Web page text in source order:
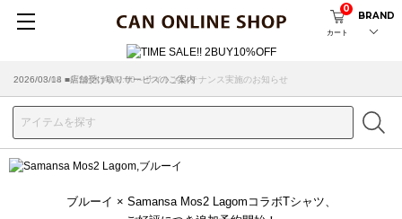
カート
0
BRAND
2026/08/04 ■8/13(木)AM2:00～サイトメンテナンス実施のお知らせ
2026/03/18 ■店舗受け取りサービスのご案内
ブルーイ × Samansa Mos2 LagomコラボTシャツ、